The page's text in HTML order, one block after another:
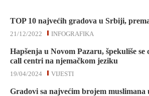
TOP 10 najvećih gradova u Srbiji,
INFOGRAFIKA
21/12/2022
Hapšenja u Novom Pazaru, špekuliše se
call centri na njemačkom jeziku
VIJESTI
19/04/2024
Gradovi sa najvećim brojem muslimana